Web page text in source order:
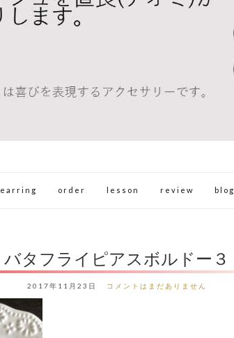
earring order lesson review blog
バタフライピアスボルドー３
2017年11月23日 コメントはまだありません